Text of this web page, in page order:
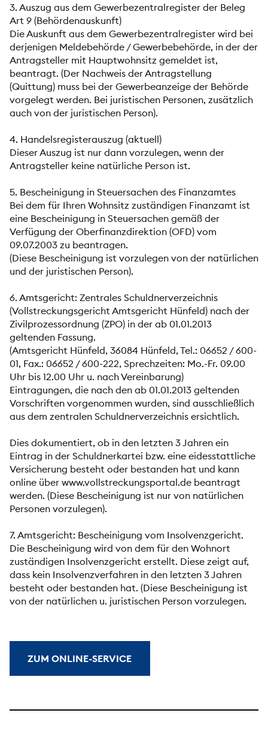
3. Auszug aus dem Gewerbezentralregister der Beleg
Art 9 (Behördenauskunft)
Die Auskunft aus dem Gewerbezentralregister wird bei
derjenigen Meldebehörde / Gewerbebehörde, in der der
Antragsteller mit Hauptwohnsitz gemeldet ist,
beantragt. (Der Nachweis der Antragstellung
(Quittung) muss bei der Gewerbeanzeige der Behörde
vorgelegt werden. Bei juristischen Personen, zusätzlich
auch von der juristischen Person).
4. Handelsregisterauszug (aktuell)
Dieser Auszug ist nur dann vorzulegen, wenn der
Antragsteller keine natürliche Person ist.
5. Bescheinigung in Steuersachen des Finanzamtes
Bei dem für Ihren Wohnsitz zuständigen Finanzamt ist
eine Bescheinigung in Steuersachen gemäß der
Verfügung der Oberfinanzdirektion (OFD) vom
09.07.2003 zu beantragen.
(Diese Bescheinigung ist vorzulegen von der natürlichen
und der juristischen Person).
6. Amtsgericht: Zentrales Schuldnerverzeichnis
(Vollstreckungsgericht Amtsgericht Hünfeld) nach der
Zivilprozessordnung (ZPO) in der ab 01.01.2013
geltenden Fassung.
(Amtsgericht Hünfeld, 36084 Hünfeld, Tel.: 06652 / 600-
01, Fax.: 06652 / 600-222, Sprechzeiten: Mo.-Fr. 09.00
Uhr bis 12.00 Uhr u. nach Vereinbarung)
Eintragungen, die nach den ab 01.01.2013 geltenden
Vorschriften vorgenommen wurden, sind ausschließlich
aus dem zentralen Schuldnerverzeichnis ersichtlich.
Dies dokumentiert, ob in den letzten 3 Jahren ein
Eintrag in der Schuldnerkartei bzw. eine eidesstattliche
Versicherung besteht oder bestanden hat und kann
online über www.vollstreckungsportal.de beantragt
werden. (Diese Bescheinigung ist nur von natürlichen
Personen vorzulegen).
7. Amtsgericht: Bescheinigung vom Insolvenzgericht.
Die Bescheinigung wird von dem für den Wohnort
zuständigen Insolvenzgericht erstellt. Diese zeigt auf,
dass kein Insolvenzverfahren in den letzten 3 Jahren
besteht oder bestanden hat. (Diese Bescheinigung ist
von der natürlichen u. juristischen Person vorzulegen.
ZUM ONLINE-SERVICE